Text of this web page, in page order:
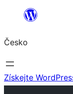
Přeskočit
obsah
Česko
Získejte